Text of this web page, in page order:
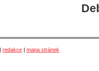
redakce
mapa stránek